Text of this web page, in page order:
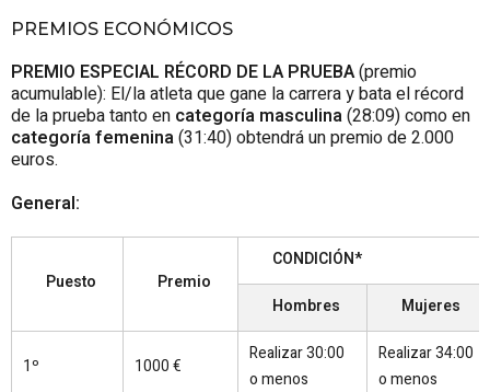
PREMIOS ECONÓMICOS
PREMIO ESPECIAL RÉCORD DE LA PRUEBA(premio
acumulable): El/la atleta que gane la carrera y bata el récord
de la prueba tanto en categoría masculina(28:09) como en
categoría femenina(31:40) obtendrá un premio de 2.000
euros.
General:
Puesto Premio
CONDICIÓN*
Hombres Mujeres
1º 1000 €
Realizar 30:00
o menos
Realizar 34:00
o menos